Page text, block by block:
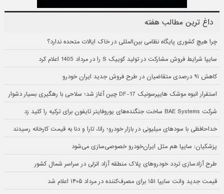
داغ ترین مطالب هفته
چرا هیچ کشوری پایگاه نظامی بین‌المللی در خاک ایالات متحده ندارد؟
سایپا شرایط فروش مشارکت در تولید کوییک S را در مرداد 1405 اعلام کرد
کاهش ۹۱ درصدی متقاضیان در طرح فروش جدید ایران خودرو
استقرار انبوه موشک هایپرسونیک DF-17 چین آغاز شد؛ سلاحی با رهگیری بسیار دشوار
شرکت BAE Systems ساخت جنگنده‌های یوروفایتر تایفون برای ترکیه را کلید زد
خداحافظی با سودهای میلیونی در بازار خودرو؛ رانا، تارا و دنا به قیمت کارخانه رسیدند
پزشکیان: سایپا هم مثل ایران‌خودرو خصوصی‌سازی می‌شود
طرح آزادسازی تردد خودروهای پلاک منطقه آزاد انزلی در سراسر شمال کشور
قیمت جدید وانت سایپا ۱۵۱ برای مصرف‌کننده در مرداد ۱۴۰۵ اعلام شد